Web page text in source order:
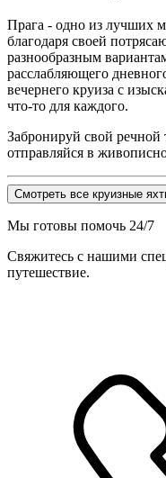
Прага - одно из лучших
благодаря своей
разнообразным
расслабляющего
вечернего круиза с
что-то для каждого.
Забронируй свой речной
отправляйся в
Смотреть все круизные
Мы готовы помочь 24/7
Свяжитесь с нашими
путешествие.